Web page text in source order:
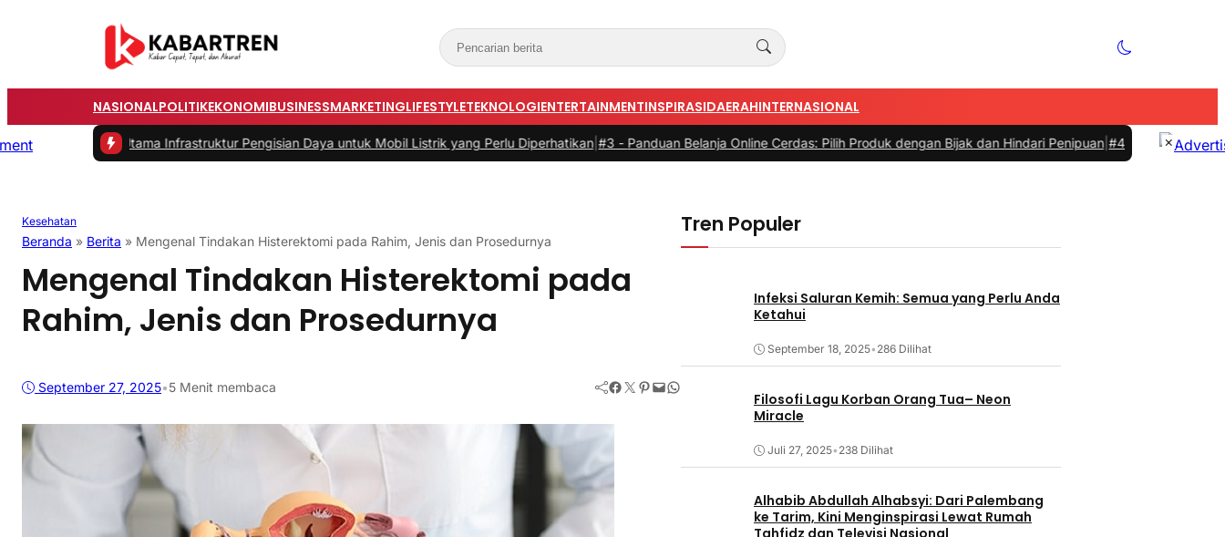
NASIONALPOLITIKEKONOMIBUSINESSMARKETINGLIFESTYLETEKNOLOGIENTERTAINMENTINSPIRASIDAERAHINTERNASIONAL
Utama Infrastruktur Pengisian Daya untuk Mobil Listrik yang Perlu Diperhatikan| #3 -Panduan Belanja Online Cerdas: Pilih Produk dengan Bijak dan Hindari Penipuan|#4 -Tips Memilih Sepatu
Kesehatan
Beranda » Berita » Mengenal Tindakan Histerektomi pada Rahim, Jenis dan Prosedurnya
Mengenal Tindakan Histerektomi pada
Rahim, Jenis dan Prosedurnya
September 27, 2025•5 Menit membaca Facebook Twitter Pinterest Mail WhatsApp
Tren Populer
Infeksi Saluran Kemih: Semua yang Perlu Anda
Ketahui
September 18, 2025• 286 Dilihat
Filosofi Lagu Korban Orang Tua– Neon
Miracle
Juli 27, 2025• 238 Dilihat
Alhabib Abdullah Alhabsyi: Dari Palembang
ke Tarim, Kini Menginspirasi Lewat Rumah
×